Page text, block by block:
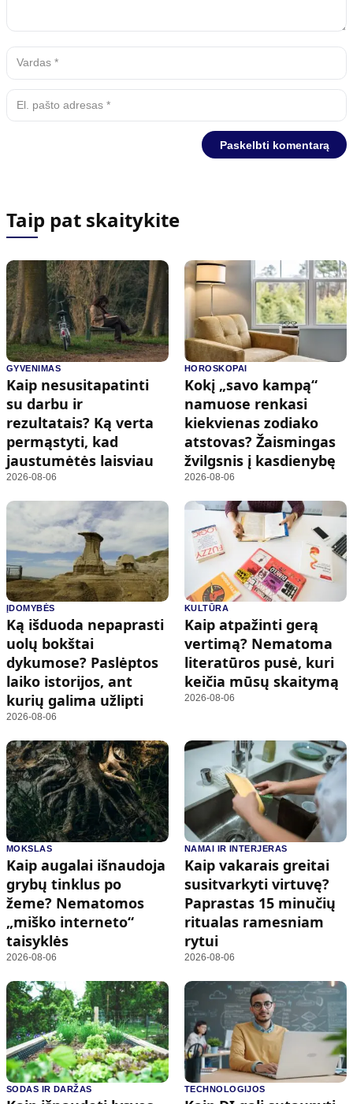
Taip pat skaitykite
GYVENIMAS
Kaip nesusitapatinti
su darbu ir
rezultatais? Ką verta
permąstyti, kad
jaustumėtės laisviau
2026-08-06
HOROSKOPAI
Kokį „savo kampą“
namuose renkasi
kiekvienas zodiako
atstovas? Žaismingas
žvilgsnis į kasdienybę
2026-08-06
ĮDOMYBĖS
Ką išduoda nepaprasti
uolų bokštai
dykumose? Paslėptos
laiko istorijos, ant
kurių galima užlipti
2026-08-06
KULTŪRA
Kaip atpažinti gerą
vertimą? Nematoma
literatūros pusė, kuri
keičia mūsų skaitymą
2026-08-06
MOKSLAS
Kaip augalai išnaudoja
grybų tinklus po
žeme? Nematomos
„miško interneto“
taisyklės
2026-08-06
NAMAI IR INTERJERAS
Kaip vakarais greitai
susitvarkyti virtuvę?
Paprastas 15 minučių
ritualas ramesniam
rytui
2026-08-06
SODAS IR DARŽAS TECHNOLOGIJOS